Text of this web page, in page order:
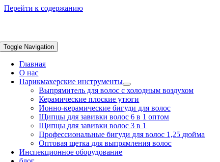
Перейти к содержанию
Toggle Navigation
Главная
О нас
Парикмахерские инструменты
Выпрямитель для волос с холодным воздухом
Керамические плоские утюги
Ионно-керамические бигуди для волос
Щипцы для завивки волос 6 в 1 оптом
Щипцы для завивки волос 3 в 1
Профессиональные бигуди для волос 1,25 дюйма
Оптовая щетка для выпрямления волос
Инспекционное оборудование